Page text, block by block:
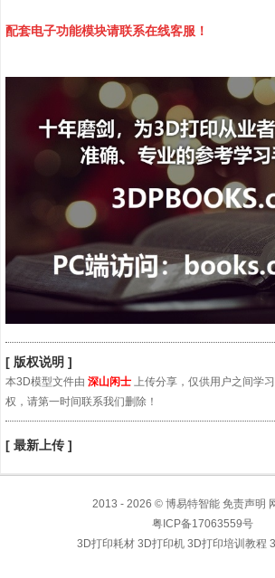
配套电子功能模块请联系在线客服！
[ 版权说明 ]
本3D模型文件由 深山闲士上传分享，仅供用户之间学
权，请第一时间联系我们删除！
[ 最新上传 ]
2013 - 2026 © 博易特智能 免责声明
粤ICP备17063559号
3D打印耗材 3D打印机 3D打印培训教程